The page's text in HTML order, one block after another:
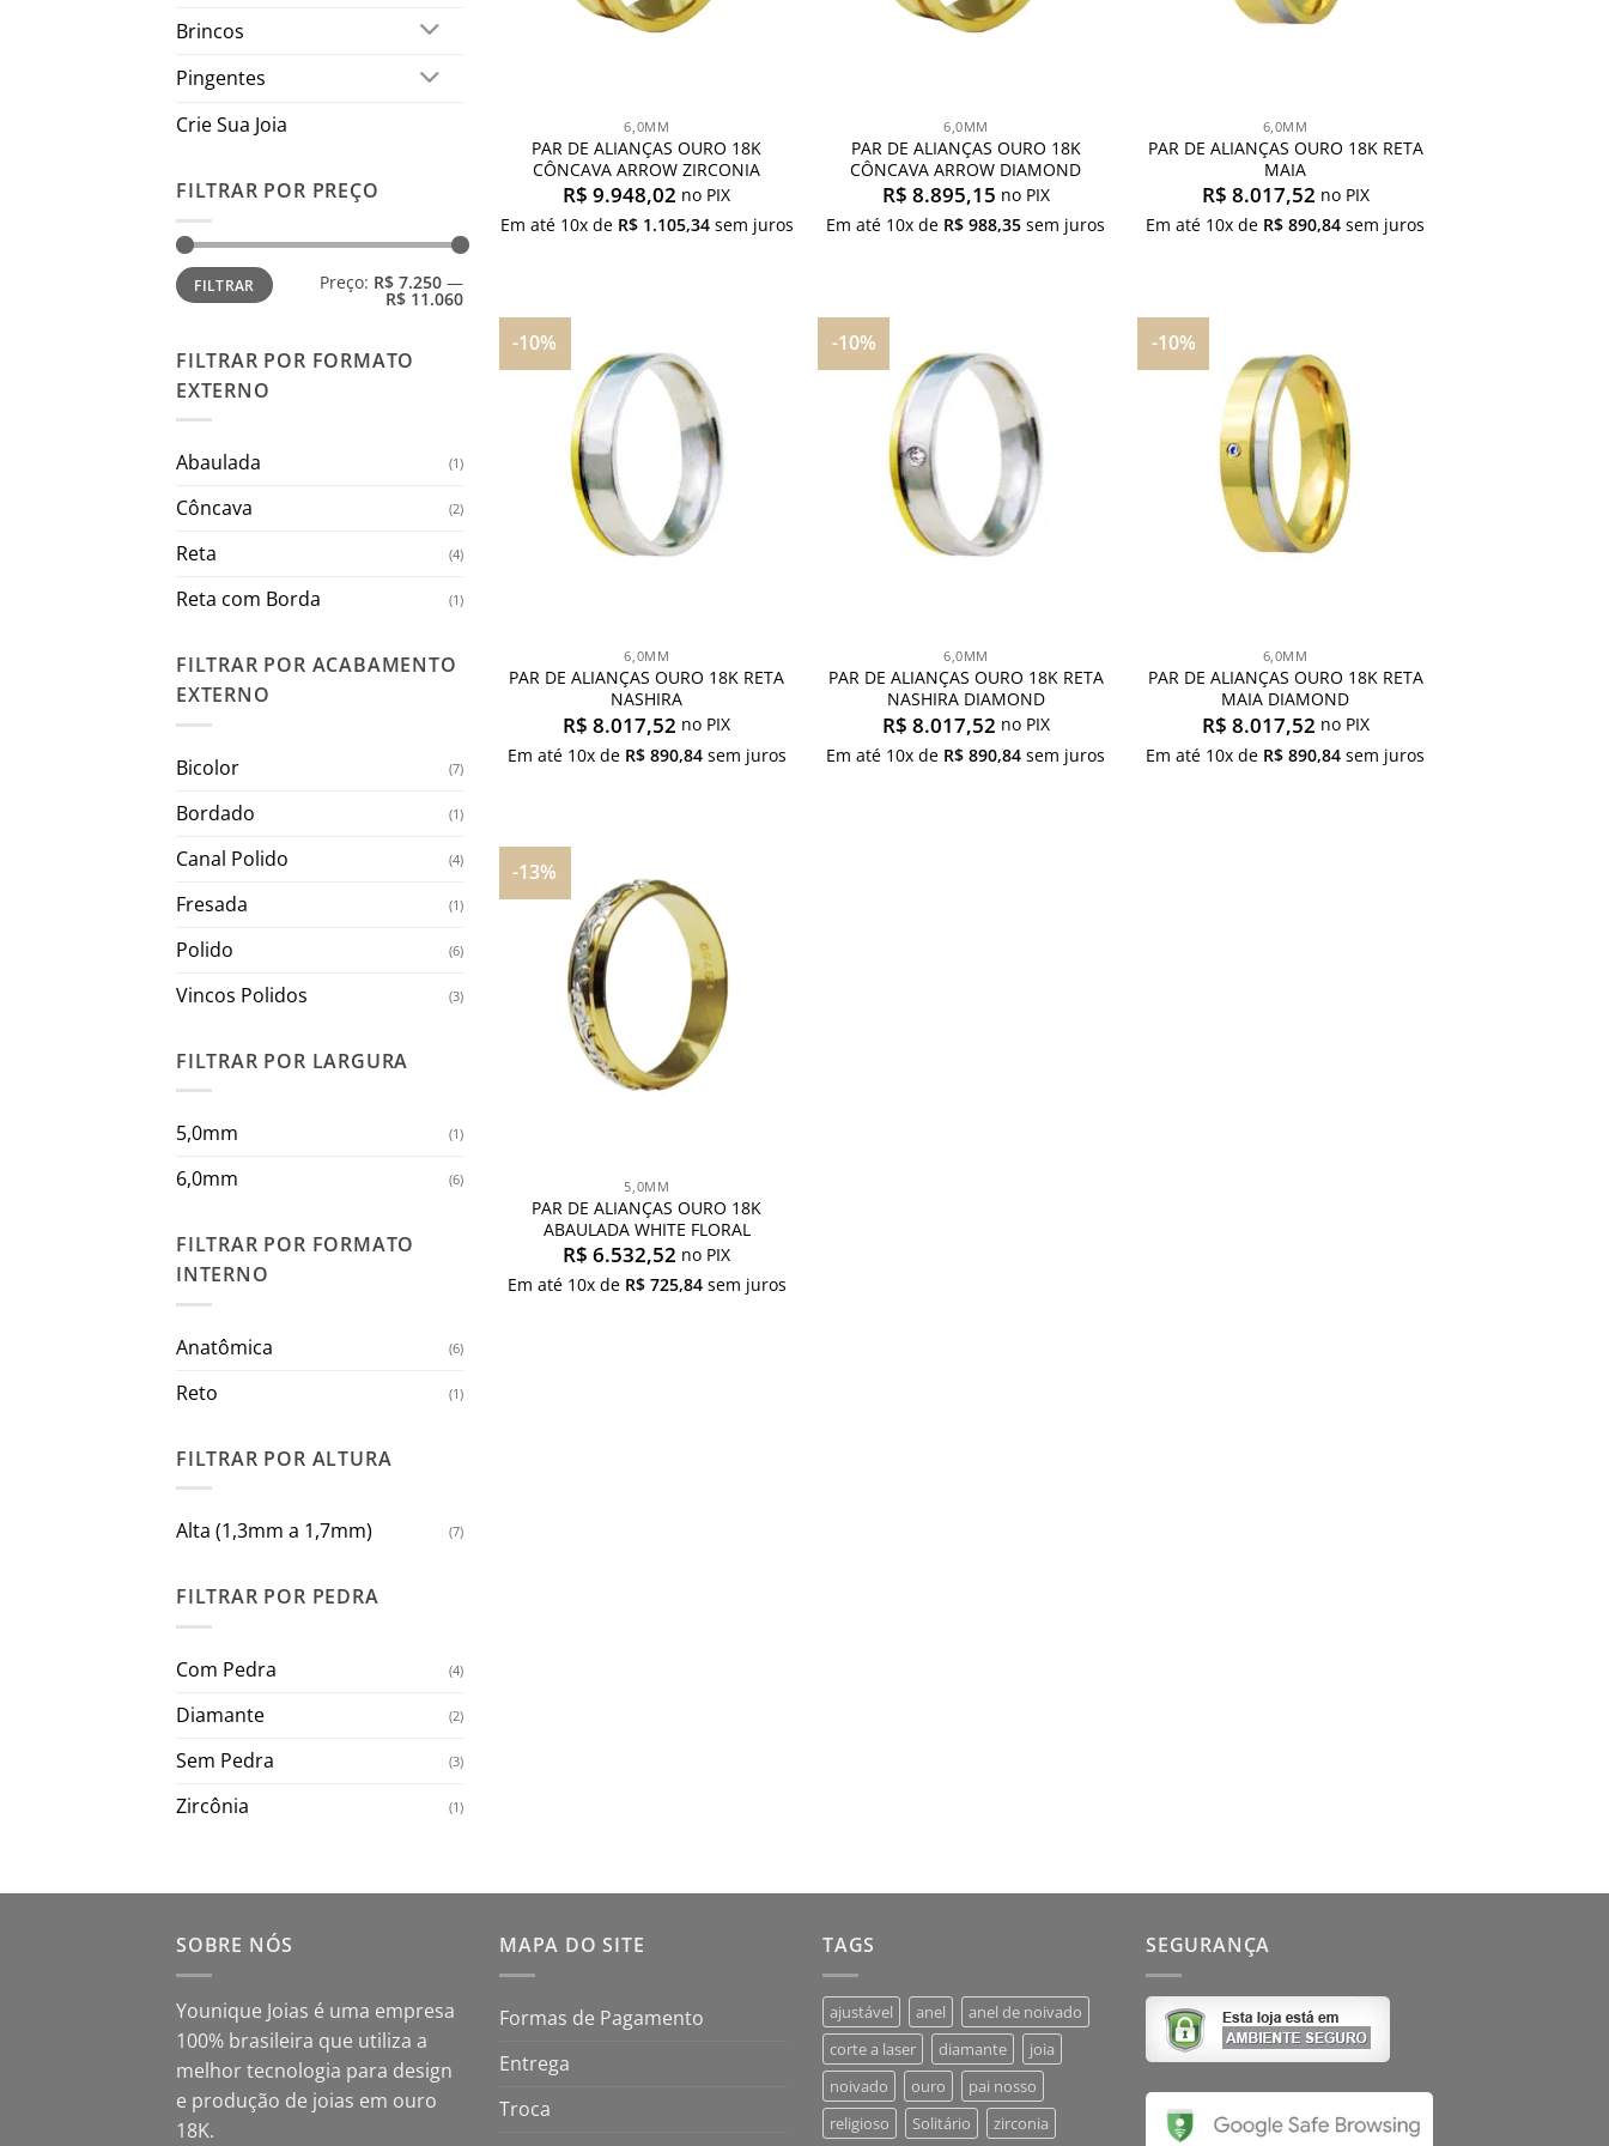
Brincos
Pingentes
Crie Sua Joia
FILTRAR POR PREÇO
Preço
mínimo
Preço
máximo
FILTRAR Preço: R$ 7.250 —
R$ 11.060
FILTRAR POR FORMATO
EXTERNO
Abaulada (1)
Côncava (2)
Reta (4)
Reta com Borda (1)
FILTRAR POR ACABAMENTO
EXTERNO
Bicolor (7)
Bordado (1)
Canal Polido (4)
Fresada (1)
Polido (6)
Vincos Polidos (3)
FILTRAR POR LARGURA
5,0mm (1)
6,0mm (6)
FILTRAR POR FORMATO
INTERNO
Anatômica (6)
Reto (1)
FILTRAR POR ALTURA
Alta (1,3mm a 1,7mm) (7)
FILTRAR POR PEDRA
Com Pedra (4)
Diamante (2)
Sem Pedra (3)
Zircônia (1)
6,0MM
PAR DE ALIANÇAS OURO 18K
CÔNCAVA ARROW ZIRCONIA
R$ 9.948,02 no PIX
Em até 10x de R$1.105,34sem juros
6,0MM
PAR DE ALIANÇAS OURO 18K
CÔNCAVA ARROW DIAMOND
R$ 8.895,15 no PIX
Em até 10x de R$ 988,35 sem juros
6,0MM
PAR DE ALIANÇAS OURO 18K RETA
MAIA
R$ 8.017,52 no PIX
Em até 10x de R$ 890,84 sem juros
-10%
6,0MM
PAR DE ALIANÇAS OURO 18K RETA
NASHIRA
R$ 8.017,52 no PIX
Em até 10x de R$890,84sem juros
-10%
6,0MM
PAR DE ALIANÇAS OURO 18K RETA
NASHIRA DIAMOND
R$ 8.017,52 no PIX
Em até 10x de R$ 890,84 sem juros
-10%
6,0MM
PAR DE ALIANÇAS OURO 18K RETA
MAIA DIAMOND
R$ 8.017,52 no PIX
Em até 10x de R$ 890,84 sem juros
-13%
5,0MM
PAR DE ALIANÇAS OURO 18K
ABAULADA WHITE FLORAL
R$ 6.532,52 no PIX
Em até 10x de R$725,84sem juros
SOBRE NÓS
Younique Joias é uma empresa
100% brasileira que utiliza a
melhor tecnologia para design
e produção de joias em ouro
18K.
MAPA DO SITE
Formas de Pagamento
Entrega
Troca
TAGS
ajustável anel
anel de noivado
corte a laser
diamante
joia
noivado
ouro
pai nosso
religioso
Solitário zirconia
SEGURANÇA